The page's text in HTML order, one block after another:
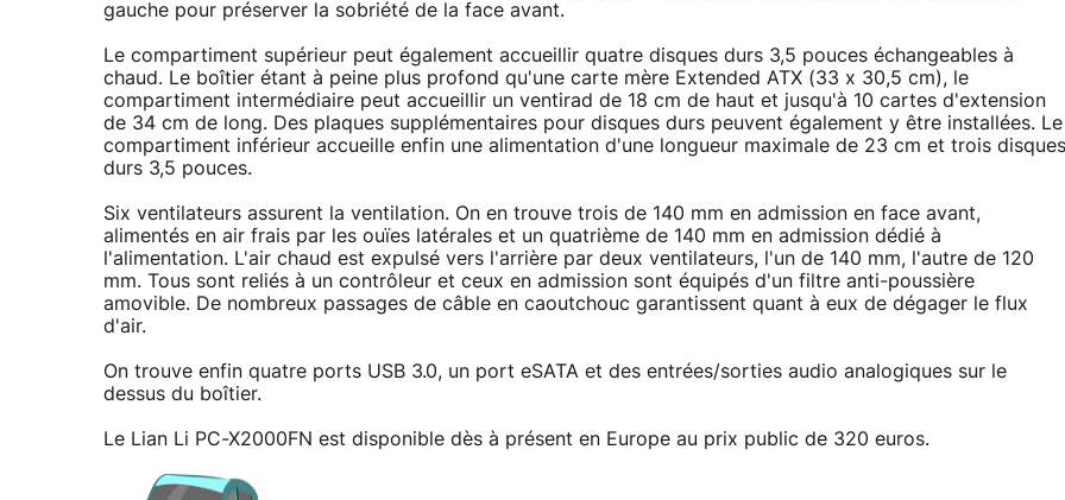
gauche pour préserver la sobriété de la face avant.
Le compartiment supérieur peut également accueillir quatre disques durs 3,5 pouces échangeables à
chaud. Le boîtier étant à peine plus profond qu'une carte mère Extended ATX (33 x 30,5 cm), le
compartiment intermédiaire peut accueillir un ventirad de 18 cm de haut et jusqu'à 10 cartes d'extension
de 34 cm de long. Des plaques supplémentaires pour disques durs peuvent également y être installées. Le
compartiment inférieur accueille enfin une alimentation d'une longueur maximale de 23 cm et trois disques
durs 3,5 pouces.
Six ventilateurs assurent la ventilation. On en trouve trois de 140 mm en admission en face avant,
alimentés en air frais par les ouïes latérales et un quatrième de 140 mm en admission dédié à
l'alimentation. L'air chaud est expulsé vers l'arrière par deux ventilateurs, l'un de 140 mm, l'autre de 120
mm. Tous sont reliés à un contrôleur et ceux en admission sont équipés d'un filtre anti-poussière
amovible. De nombreux passages de câble en caoutchouc garantissent quant à eux de dégager le flux
d'air.
On trouve enfin quatre ports USB 3.0, un port eSATA et des entrées/sorties audio analogiques sur le
dessus du boîtier.
Le Lian Li PC-X2000FN est disponible dès à présent en Europe au prix public de 320 euros.